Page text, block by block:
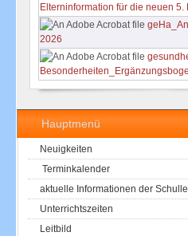
Hauptmenü
Neuigkeiten
Terminkalender
aktuelle Informationen der
Unterrichtszeiten
Leitbild
Elterninformation für die neuen 5.
2026